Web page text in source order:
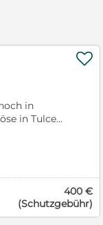
in
in Tulcea.
zu früh
und wir
ist
Leben
oder

400 €
(Schutzgebühr)